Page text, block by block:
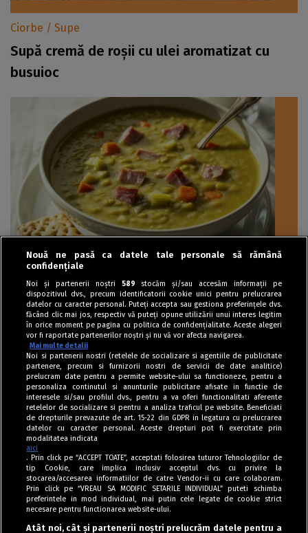
Ciorbe / Supe
Supă cremă de roșii cu ulei aromatizat cu
busuioc
Ciorbe / Supe
Supă cremă de mazăre cu șuncă afumată
Tag index
Program Antena 1
Nouă ne pasă ca datele tale personale să rămână
confidențiale
Noi și partenerii noștri 589 stocăm și/sau accesăm informații pe
dispozitivul dvs., precum identificatorii cookie unici pentru prelucrarea
datelor cu caracter personal. Puteți accepta sau gestiona preferințele dvs.
făcând clic mai jos, respectiv vă puteți opune utilizării unui interes legitim
în orice moment pe pagina cu politica de confidențialitate. Aceste alegeri
vor fi raportate partenerilor noștri și nu vă vor afecta navigarea.
Mai multe detalii
Noi si partenerii nostri (retelele de socializare si agentiile de publicitate
partenere, precum si furnizorii nostri de servicii de date analitice)
prelucram date pentru a permite website-ului sa functioneze, pentru a
personaliza continutul si anunturile publicitare afisate in functie de
interesele si/sau profilul dvs., pentru a va oferi functionalitati aferente
retelelor de socializare si pentru a analiza traficul pe website. Beneficiati
de drepturile prevazute de art. 15-22 din GDPR in legatura cu prelucrarea
datelor cu caracter personal. Aceste drepturi pot fi exercitate prin
modalitatea indicata
aici
. Prin click pe “ACCEPT TOATE”, acceptati folosirea tuturor Tehnologiilor de
tip Cookie, care implica inclusiv acceptul dvs. cu privire la
stocarea/accesarea informatiilor de catre Vendor-ii cu care colaboram.
Prin click pe “VREAU SA MODIFIC SETARILE INDIVIDUAL” puteti schimba
preferintele in mod individual, mai putin cele legate de cookie strict
necesare pentru functionarea website-ului.
Atât noi, cât și partenerii noștri prelucrăm datele pentru a